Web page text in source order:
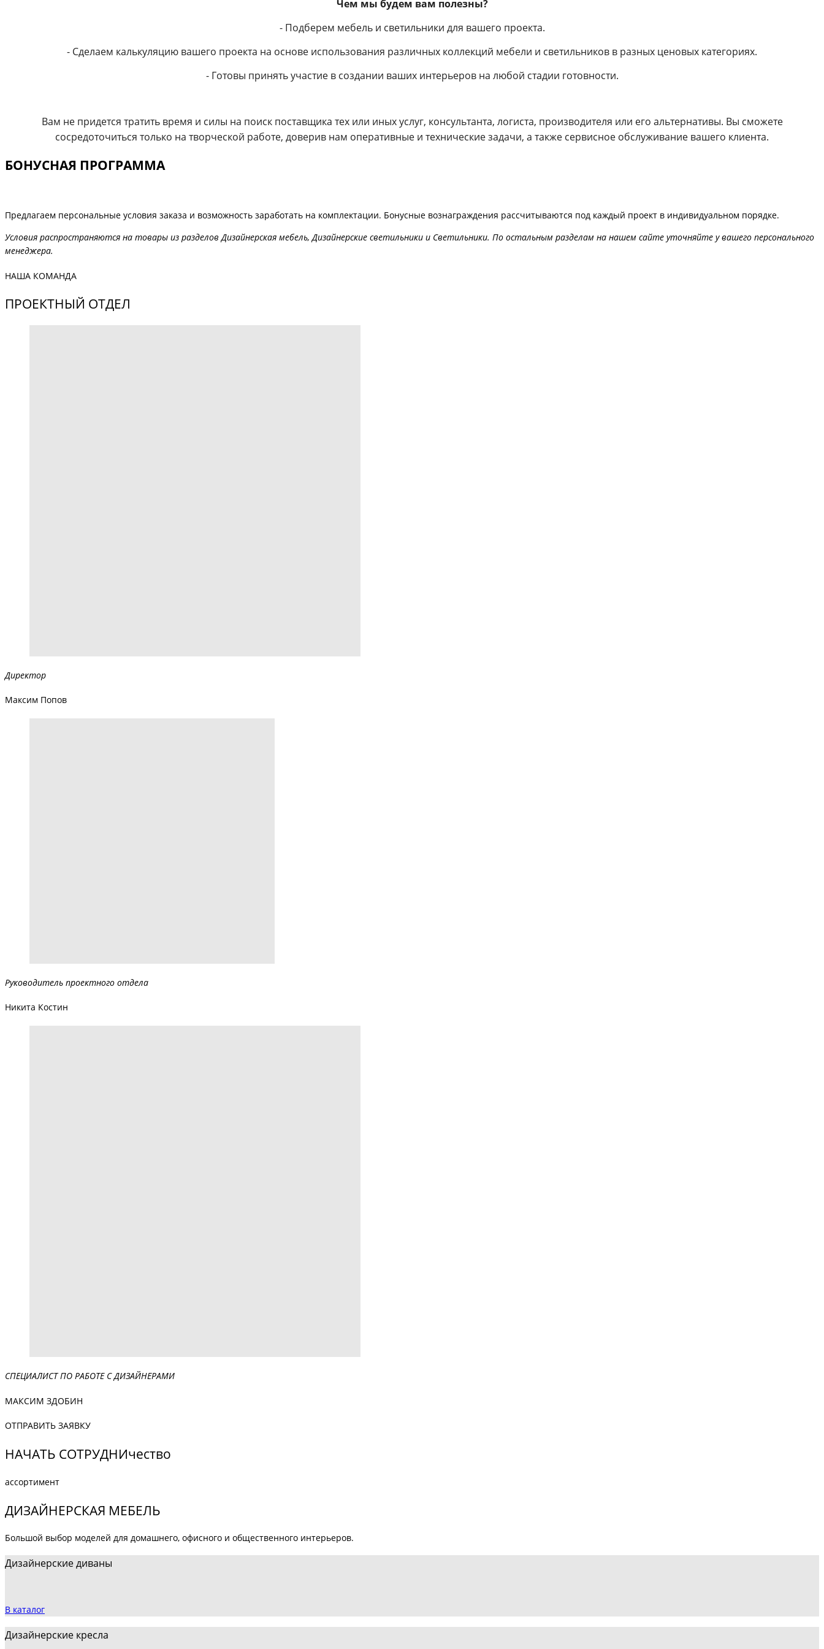
Чем мы будем вам полезны?
- Подберем мебель и светильники для вашего проекта.
- Сделаем калькуляцию вашего проекта на основе использования различных коллекций мебели и светильников в разных ценовых категориях.
- Готовы принять участие в создании ваших интерьеров на любой стадии готовности.
Вам не придется тратить время и силы на поиск поставщика тех или иных услуг, консультанта, логиста, производителя или его альтернативы. Вы сможете
сосредоточиться только на творческой работе, доверив нам оперативные и технические задачи, а также сервисное обслуживание вашего клиента.
БОНУСНАЯ ПРОГРАММА
Предлагаем персональные условия заказа и возможность заработать на комплектации. Бонусные вознаграждения рассчитываются под каждый проект в индивидуальном порядке.
Условия распространяются на товары из разделов Дизайнерская мебель, Дизайнерские светильники и Светильники. По остальным разделам на нашем сайте уточняйте у вашего персонального
менеджера.
НАША КОМАНДА
ПРОЕКТНЫЙ ОТДЕЛ
Директор
Максим Попов
Руководитель проектного отдела
Никита Костин
СПЕЦИАЛИСТ ПО РАБОТЕ С ДИЗАЙНЕРАМИ
МАКСИМ ЗДОБИН
ОТПРАВИТЬ ЗАЯВКУ
НАЧАТЬ СОТРУДНИчество
ассортимент
ДИЗАЙНЕРСКАЯ МЕБЕЛЬ
Большой выбор моделей для домашнего, офисного и общественного интерьеров.
Дизайнерские диваны
В каталог
Дизайнерские кресла